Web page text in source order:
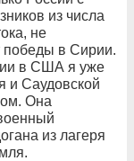
из числа
не
победы в Сирии.
в США я уже
и Саудовской
Она
из лагеря